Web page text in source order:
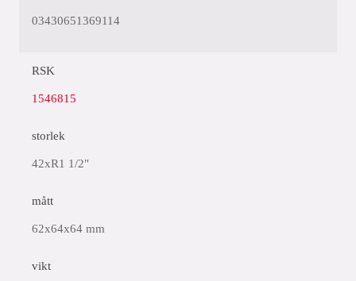
03430651369114
RSK
1546815
storlek
42xR1 1/2"
mått
62x64x64 mm
vikt